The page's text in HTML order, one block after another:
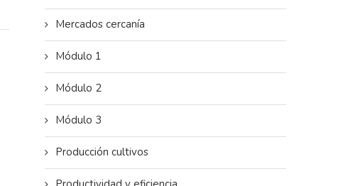
Mercados cercanía
Módulo 1
Módulo 2
Módulo 3
Producción cultivos